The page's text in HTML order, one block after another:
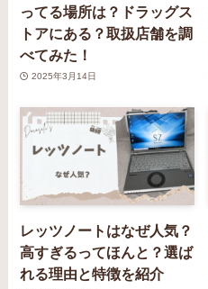
ってる場所は？ドラッグス
トアにある？取扱店舗を調
べてみた！
2025年3月14日
レッツノートはなぜ人気？
高すぎるってほんと？選ば
れる理由と特徴を紹介